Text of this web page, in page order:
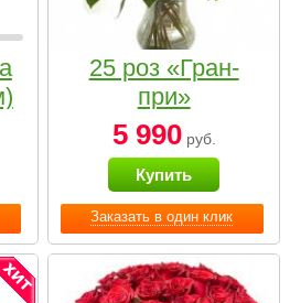
Заказать в один клик
25 роз «Гран-
при»
5 990руб.
Купить